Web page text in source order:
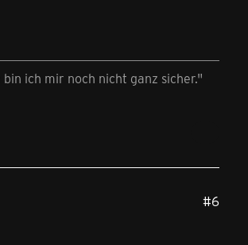
ich mir noch nicht ganz sicher."
#6